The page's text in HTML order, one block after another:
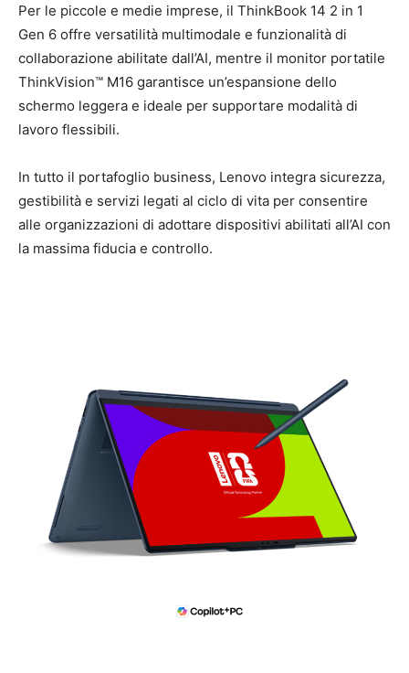
Per le piccole e medie imprese, il ThinkBook 14 2 in 1
Gen 6 offre versatilità multimodale e funzionalità di
collaborazione abilitate dall’AI, mentre il monitor portatile
ThinkVision™ M16 garantisce un’espansione dello
schermo leggera e ideale per supportare modalità di
lavoro flessibili.
In tutto il portafoglio business, Lenovo integra sicurezza,
gestibilità e servizi legati al ciclo di vita per consentire
alle organizzazioni di adottare dispositivi abilitati all’AI con
la massima fiducia e controllo.